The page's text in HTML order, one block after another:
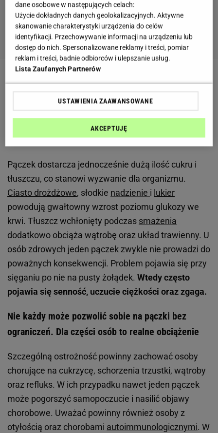
Zobacz wideoUdźce kurczaka z winogronami -
kuchenny Bliski Wschód Wybierz serwis
Jeden pączek to duża porcja cukru i tłuszczu.
Organizm musi szybko na nią zareagować
Pączek dostarcza jednocześnie dużą ilość cukru i
tłuszczu, co stanowi wyzwanie dla organizmu.
Ciasto drożdżowe, słodkie nadzienie i lukier
powodują gwałtowny wzrost poziomu glukozy we
krwi. Tłuszcz wchłonięty podczas smażenia
dodatkowo obciąża wątrobę oraz układ trawienny. U
osób zdrowych jeden pączek zwykle nie prowadzi do
poważnych konsekwencji. Problem pojawia się przy
sięganiu po nie na pusty żołądek. Wtedy często
pojawia się senność, uczucie ciężkości oraz zgaga.
Nie każdy może pozwolić sobie na pączki bez
ograniczeń. Dla części osób to realne obciążenie
Szczególną ostrożność powinny zachować osoby
chorujące na cukrzycę, schorzenia trzustki, wątroby
oraz refluks. W ich przypadku nawet jeden pączek
może pogorszyć samopoczucie i nasilić objawy
chorobowe. Uważać powinny również osoby z
otyłością oraz chorobami autoimmunologicznymi. W
dane osobowe w następujących celach:
Użycie dokładnych danych geolokalizacyjnych. Aktywne
skanowanie charakterystyki urządzenia do celów
identyfikacji. Przechowywanie informacji na urządzeniu lub
dostęp do nich. Spersonalizowane reklamy i treści, pomiar
reklam i treści, badnie odbiorców i ulepszanie usług.
Lista Zaufanych Partnerów
USTAWIENIA ZAAWANSOWANE
AKCEPTUJĘ